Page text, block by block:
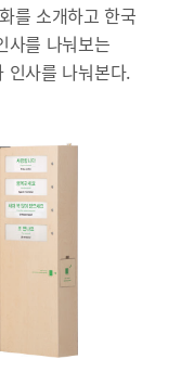
를 소개하고 한국
사를 나눠보는
인사를 나눠본다.